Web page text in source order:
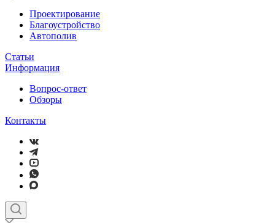
Проектирование
Благоустройство
Автополив
Статьи
Информация
Вопрос-ответ
Обзоры
Контакты